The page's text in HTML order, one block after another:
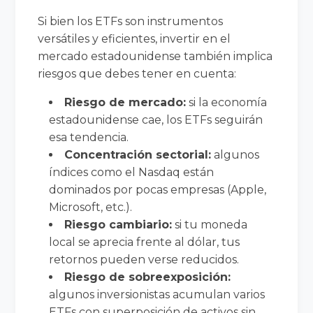
Si bien los ETFs son instrumentos
versátiles y eficientes, invertir en el
mercado estadounidense también implica
riesgos que debes tener en cuenta:
Riesgo de mercado: si la economía
estadounidense cae, los ETFs seguirán
esa tendencia.
Concentración sectorial: algunos
índices como el Nasdaq están
dominados por pocas empresas (Apple,
Microsoft, etc.).
Riesgo cambiario: si tu moneda
local se aprecia frente al dólar, tus
retornos pueden verse reducidos.
Riesgo de sobreexposición:
algunos inversionistas acumulan varios